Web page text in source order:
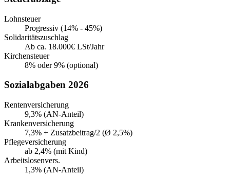
Lohnsteuer
Progressiv (14% - 45%)
Solidaritätszuschlag
Ab ca. 18.000€ LSt/Jahr
Kirchensteuer
8% oder 9% (optional)
Sozialabgaben 2026
Rentenversicherung
9,3% (AN-Anteil)
Krankenversicherung
7,3% + Zusatzbeitrag/2 (Ø 2,5%)
Pflegeversicherung
ab 2,4% (mit Kind)
Arbeitslosenvers.
1,3% (AN-Anteil)